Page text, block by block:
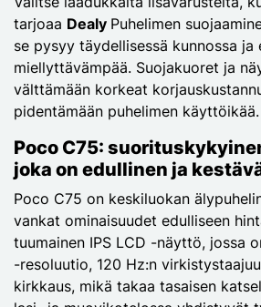
tarjoaa Dealy Puhelimen
se pysyy täydellisessä kunnossa
miellyttävämpää. Suojakuoret ja
välttämään korkeat
pidentämään puhelimen käyttöikää.
Poco C75:
joka on edullinen ja
Poco C75 on keskiluokan
vankat ominaisuudet edulliseen
tuumainen IPS LCD -näyttö, jossa
-resoluutio, 120 Hz:n
kirkkaus, mikä takaa tasaisen